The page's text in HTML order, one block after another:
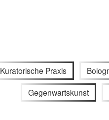
Kuratorische Praxis
Gegenwartskunst